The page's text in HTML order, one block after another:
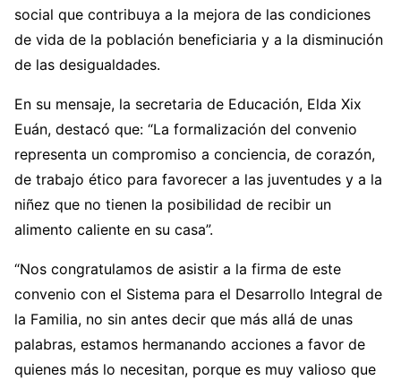
social que contribuya a la mejora de las condiciones
de vida de la población beneficiaria y a la disminución
de las desigualdades.
En su mensaje, la secretaria de Educación, Elda Xix
Euán, destacó que: “La formalización del convenio
representa un compromiso a conciencia, de corazón,
de trabajo ético para favorecer a las juventudes y a la
niñez que no tienen la posibilidad de recibir un
alimento caliente en su casa”.
“Nos congratulamos de asistir a la firma de este
convenio con el Sistema para el Desarrollo Integral de
la Familia, no sin antes decir que más allá de unas
palabras, estamos hermanando acciones a favor de
quienes más lo necesitan, porque es muy valioso que